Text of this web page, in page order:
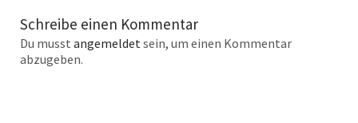
Schreibe einen Kommentar
Du musst angemeldetsein, um einen Kommentar
abzugeben.